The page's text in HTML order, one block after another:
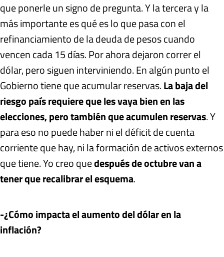
que ponerle un signo de pregunta. Y la tercera y la
más importante es qué es lo que pasa con el
refinanciamiento de la deuda de pesos cuando
vencen cada 15 días. Por ahora dejaron correr el
dólar, pero siguen interviniendo. En algún punto el
Gobierno tiene que acumular reservas.La baja del
riesgo país requiere que les vaya bien en las
elecciones, pero también que acumulen reservas. Y
para eso no puede haber ni el déficit de cuenta
corriente que hay, ni la formación de activos externos
que tiene. Yo creo quedespués de octubre van a
tener que recalibrar el esquema.
-¿Cómo impacta el aumento del dólar en la
inflación?